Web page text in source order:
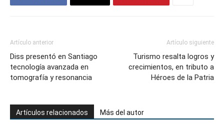
Artículo anterior
Diss presentó en Santiago
tecnología avanzada en
tomografía y resonancia
Artículo siguiente
Turismo resalta logros y
crecimientos, en tributo a
Héroes de la Patria
Artículos relacionados Más del autor